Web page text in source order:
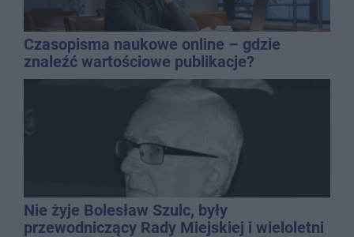
Czasopisma naukowe online – gdzie
znaleźć wartościowe publikacje?
Nie żyje Bolesław Szulc, były
przewodniczący Rady Miejskiej i wieloletni